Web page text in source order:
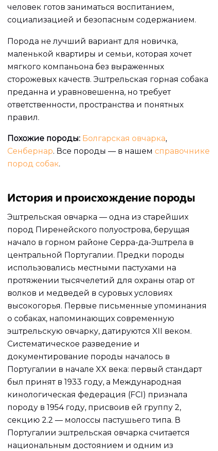
человек готов заниматься воспитанием,
социализацией и безопасным содержанием.
Порода не лучший вариант для новичка,
маленькой квартиры и семьи, которая хочет
мягкого компаньона без выраженных
сторожевых качеств. Эштрельская горная собака
преданна и уравновешенна, но требует
ответственности, пространства и понятных
правил.
Похожие породы: Болгарская овчарка,
Сенбернар. Все породы — в нашем справочнике
пород собак.
История и происхождение породы
Эштрельская овчарка — одна из старейших
пород Пиренейского полуострова, берущая
начало в горном районе Серра-да-Эштрела в
центральной Португалии. Предки породы
использовались местными пастухами на
протяжении тысячелетий для охраны отар от
волков и медведей в суровых условиях
высокогорья. Первые письменные упоминания
о собаках, напоминающих современную
эштрельскую овчарку, датируются XII веком.
Систематическое разведение и
документирование породы началось в
Португалии в начале XX века: первый стандарт
был принят в 1933 году, а Международная
кинологическая федерация (FCI) признала
породу в 1954 году, присвоив ей группу 2,
секцию 2.2 — молоссы пастушьего типа. В
Португалии эштрельская овчарка считается
национальным достоянием и одним из